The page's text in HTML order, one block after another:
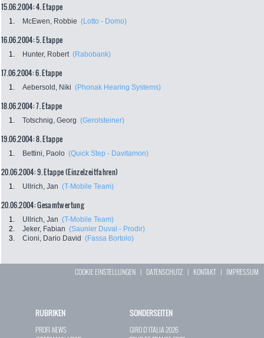
15.06.2004: 4. Etappe
1. McEwen, Robbie (Lotto - Domo)
16.06.2004: 5. Etappe
1. Hunter, Robert (Rabobank)
17.06.2004: 6. Etappe
1. Aebersold, Niki (Phonak Hearing Systems)
18.06.2004: 7. Etappe
1. Totschnig, Georg (Gerolsteiner)
19.06.2004: 8. Etappe
1. Bettini, Paolo (Quick Step - Davitamon)
20.06.2004: 9. Etappe (Einzelzeitfahren)
1. Ullrich, Jan (T-Mobile Team)
20.06.2004: Gesamtwertung
1. Ullrich, Jan (T-Mobile Team)
2.
Jeker, Fabian (Saunier Duval - Prodir)
3.
Cioni, Dario David (Fassa Bortolo)
COOKIE EINSTELLUNGEN | DATENSCHUTZ | KONTAKT| IMPRESSUM
RUBRIKEN
PROFI-NEWS
SONDERSEITEN
GIRO D`ITALIA 2026